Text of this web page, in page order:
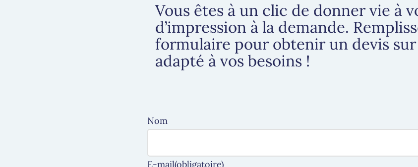
Vous êtes à un clic de donner vie à
d’impression à la demande.
formulaire pour obtenir un devis sur
adapté à vos besoins !
Nom
E-mail(obligatoire)